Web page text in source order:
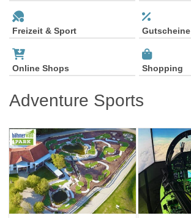
Freizeit & Sport Gutscheine
Online Shops Shopping
Adventure Sports